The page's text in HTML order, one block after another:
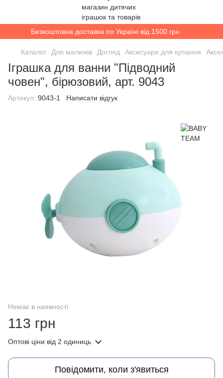
Безкоштовна доставка по Україні від 1500 грн
Каталог Для малюків Догляд Аксесуари для купання
Іграшка для ванни "Підводний
човен", бірюзовий, арт. 9043
Артикул: 9043-1 Написати відгук
Немає в наявності
113 грн
Оптові ціни від 2 одиниць
Повідомити, коли з'явиться